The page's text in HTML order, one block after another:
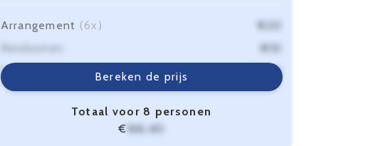
Bereken de prijs
Arrangement (6x)
€20
Reiskosten
€10
Servicekosten
€6,40
Totaal voor 8 personen
€ 166,40